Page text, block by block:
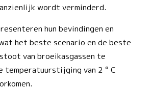
wordt verminderd.
hun bevindingen en
het beste scenario en de beste
van broeikasgassen te
temperatuurstijging van 2 ° C